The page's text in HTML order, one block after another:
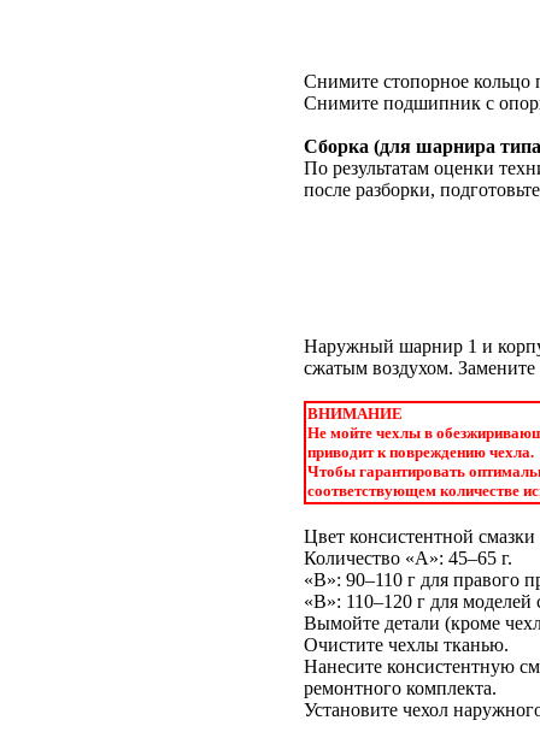
Снимите стопорное
Снимите подшипник с
Сборка (для шарнира
По результатам оценки
после разборки,
Наружный шарнир 1 и
сжатым воздухом.
ВНИМАНИЕ
Не мойте чехлы в
приводит к повреждению чехла.
Чтобы гарантировать
соответствующем количестве
Цвет консистентной
Количество «A»: 45–65 г.
«B»: 90–110 г для правого
«B»: 110–120 г для
Вымойте детали (кроме
Очистите чехлы тканью.
Нанесите консистентную
ремонтного комплекта.
Установите чехол